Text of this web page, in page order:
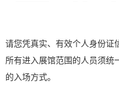
请您凭真实、有效个人身份证
所有进入展馆范围的人员须统
的入场方式。